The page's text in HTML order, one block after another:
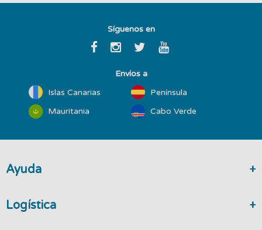
Síguenos en
Envíos a
Islas Canarias
Península
Mauritania
Cabo Verde
Ayuda
Logística